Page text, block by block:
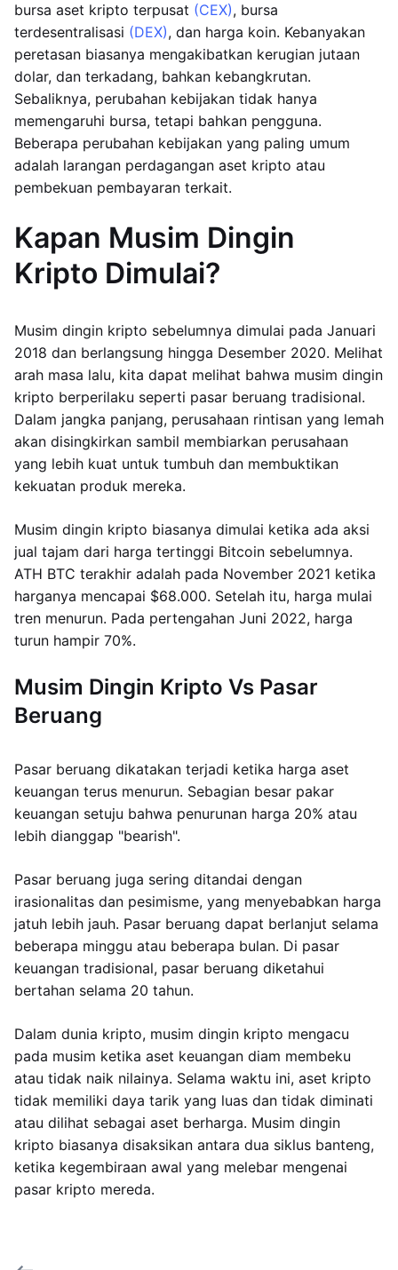
bursa aset kripto terpusat (CEX), bursa
terdesentralisasi (DEX), dan harga koin. Kebanyakan
peretasan biasanya mengakibatkan kerugian jutaan
dolar, dan terkadang, bahkan kebangkrutan.
Sebaliknya, perubahan kebijakan tidak hanya
memengaruhi bursa, tetapi bahkan pengguna.
Beberapa perubahan kebijakan yang paling umum
adalah larangan perdagangan aset kripto atau
pembekuan pembayaran terkait.
Kapan Musim Dingin
Kripto Dimulai?
Musim dingin kripto sebelumnya dimulai pada Januari
2018 dan berlangsung hingga Desember 2020. Melihat
arah masa lalu, kita dapat melihat bahwa musim dingin
kripto berperilaku seperti pasar beruang tradisional.
Dalam jangka panjang, perusahaan rintisan yang lemah
akan disingkirkan sambil membiarkan perusahaan
yang lebih kuat untuk tumbuh dan membuktikan
kekuatan produk mereka.
Musim dingin kripto biasanya dimulai ketika ada aksi
jual tajam dari harga tertinggi Bitcoin sebelumnya.
ATH BTC terakhir adalah pada November 2021 ketika
harganya mencapai $68.000. Setelah itu, harga mulai
tren menurun. Pada pertengahan Juni 2022, harga
turun hampir 70%.
Musim Dingin Kripto Vs Pasar
Beruang
Pasar beruang dikatakan terjadi ketika harga aset
keuangan terus menurun. Sebagian besar pakar
keuangan setuju bahwa penurunan harga 20% atau
lebih dianggap "bearish".
Pasar beruang juga sering ditandai dengan
irasionalitas dan pesimisme, yang menyebabkan harga
jatuh lebih jauh. Pasar beruang dapat berlanjut selama
beberapa minggu atau beberapa bulan. Di pasar
keuangan tradisional, pasar beruang diketahui
bertahan selama 20 tahun.
Dalam dunia kripto, musim dingin kripto mengacu
pada musim ketika aset keuangan diam membeku
atau tidak naik nilainya. Selama waktu ini, aset kripto
tidak memiliki daya tarik yang luas dan tidak diminati
atau dilihat sebagai aset berharga. Musim dingin
kripto biasanya disaksikan antara dua siklus banteng,
ketika kegembiraan awal yang melebar mengenai
pasar kripto mereda.